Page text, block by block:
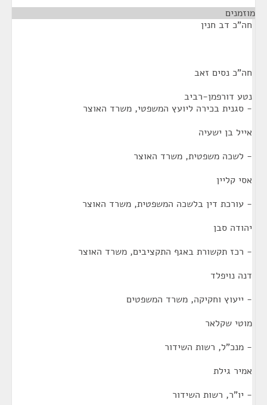
מוזמנים
חה"כ דב חנין
חה"כ נסים זאב
נטע דורפמן-רביב
- סגנית בכירה ליועץ המשפטי, משרד האוצר
אייל בן ישעיה
- לשכה משפטית, משרד האוצר
אסי קליין
- עורכת דין בלשכה המשפטית, משרד האוצר
יהודה סבן
- רכז תקשורת באגף התקציבים, משרד האוצר
דנה נויפלד
- ייעוץ וחקיקה, משרד המשפטים
מוטי שקלאר
- מנכ"ל, רשות השידור
אמיר גילת
- יו"ר, רשות השידור